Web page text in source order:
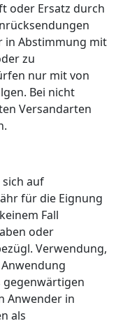
oder Ersatz durch
in Abstimmung mit
zu
nur mit von
Bei nicht
Versandarten
auf
für die Eignung
Fall
oder
Verwendung,
gegenwärtigen
Anwender in
als